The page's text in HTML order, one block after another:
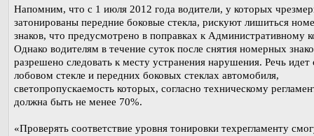
Напомним, что с 1 июля 2012 года водители, у которых
затонированы передние боковые стекла, рискуют лишиться
знаков, что предусмотрено в поправках к Административному
Однако водителям в течение суток после снятия номерных
разрешено следовать к месту устранения нарушения. Речь идет
лобовом стекле и передних боковых стеклах автомобиля,
светопропускаемость которых, согласно техническому
должна быть не менее 70%.
«Проверять соответствие уровня тонировки техрегламенту